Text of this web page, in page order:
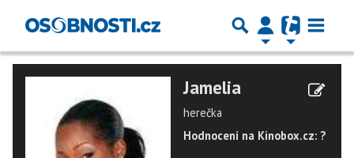
Jamelia
herečka
Hodnocení na Kinobox.cz: ?